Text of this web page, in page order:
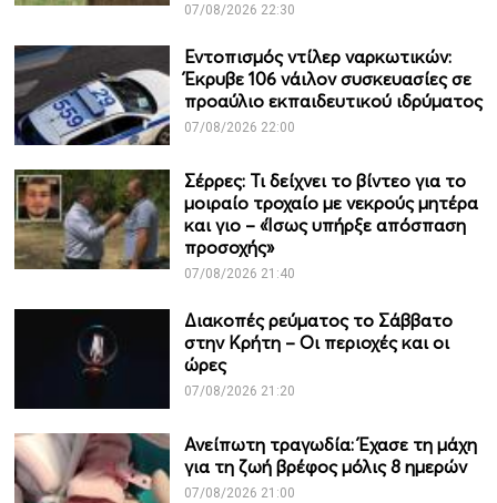
07/08/2026 22:30
Εντοπισμός ντίλερ ναρκωτικών:
Έκρυβε 106 νάιλον συσκευασίες σε
προαύλιο εκπαιδευτικού ιδρύματος
07/08/2026 22:00
Σέρρες: Τι δείχνει το βίντεο για το
μοιραίο τροχαίο με νεκρούς μητέρα
και γιο – «Ίσως υπήρξε απόσπαση
προσοχής»
07/08/2026 21:40
Διακοπές ρεύματος το Σάββατο
στην Κρήτη – Οι περιοχές και οι
ώρες
07/08/2026 21:20
Ανείπωτη τραγωδία: Έχασε τη μάχη
για τη ζωή βρέφος μόλις 8 ημερών
07/08/2026 21:00